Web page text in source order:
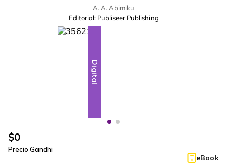
A. A. Abimiku
Editorial: Publiseer Publishing
Digital
$0
Precio Gandhi
eBook